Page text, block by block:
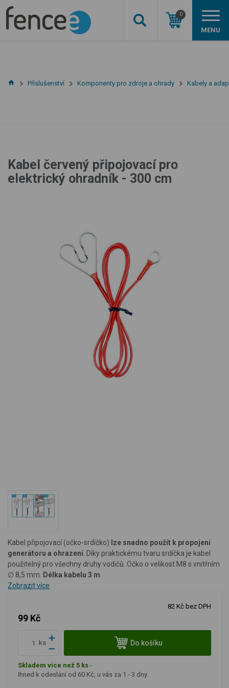
0
MENU
Příslušenství Komponenty pro zdroje a ohrady Kabely a
Kabel červený připojovací pro
elektrický ohradník - 300 cm
Kabel připojovací (očko-srdíčko) lze snadno použít k propojení
generátoru a ohrazení . Díky praktickému tvaru srdíčka je kabel
použitelný pro všechny druhy vodičů. Očko o velikost M8 s vnitřním
∅ 8,5 mm.
Délka kabelu 3 m
Zobrazit více
99 Kč
82 Kč bez DPH
ks Do košíku
Skladem více než 5 ks -
Ihned k odeslání od 60 Kč, u vás za 1 - 3 dny.